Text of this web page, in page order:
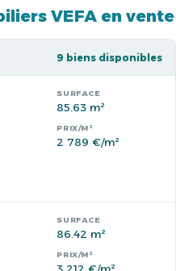
VEFA en vente
9 biens disponibles
85.63 m²
2 789 €/m²
86.42 m²